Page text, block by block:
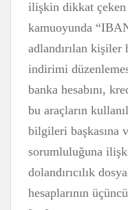
ilişkin dikkat
kamuoyunda
adlandırılan kişiler
indirimi
banka hesabını,
bu araçların
bilgileri başkasına
sorumluluğuna
dolandırıcılık
hesaplarının